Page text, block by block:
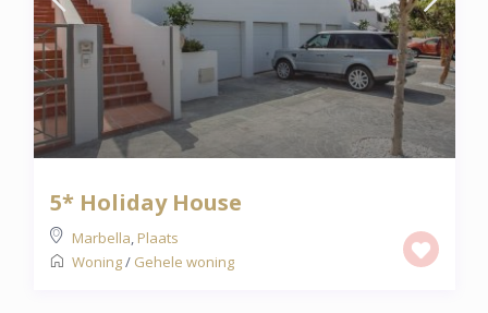
5* Holiday House
Marbella Plaats
Woning/ Gehele woning